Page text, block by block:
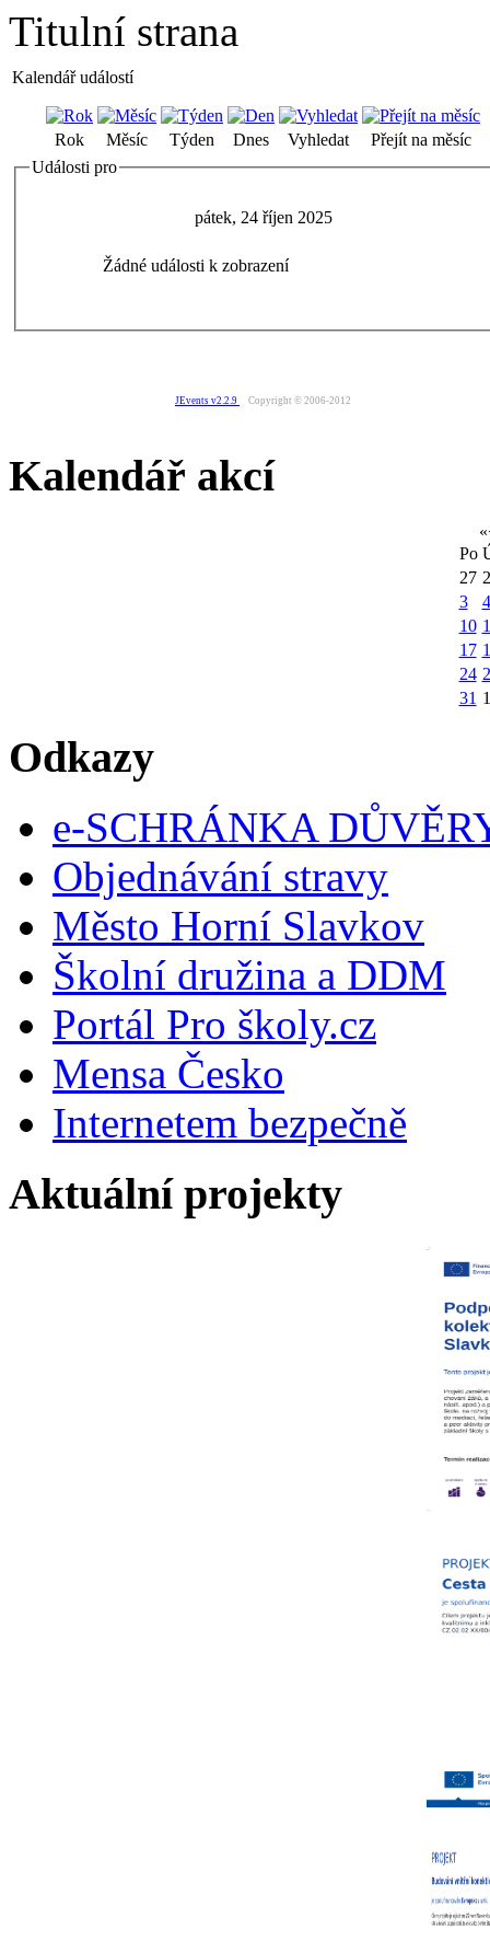
Titulní strana
Kalendář událostí
Rok Měsíc Týden Dnes Vyhledat
Přejít na měsíc
Události pro
pátek, 24 říjen 2025
Žádné události k zobrazení
JEvents v2.2.9 Copyright © 2006-2012
Kalendář akcí
«
Po
27
3
4
10
17
24
31 1
Odkazy
e-SCHRÁNKA
Objednávání stravy
Město Horní Slavkov
Školní družina a DDM
Portál Pro školy.cz
Mensa Česko
Internetem bezpečně
Aktuální projekty